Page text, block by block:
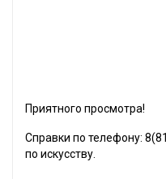
Приятного просмотра!
Справки по телефону:
по искусству.